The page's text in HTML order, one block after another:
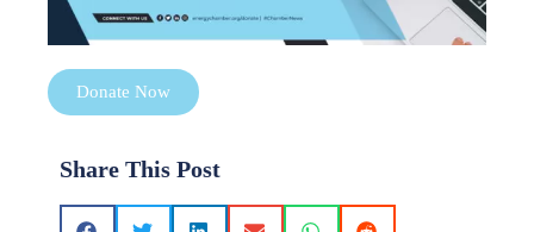
Donate Now
Share This Post